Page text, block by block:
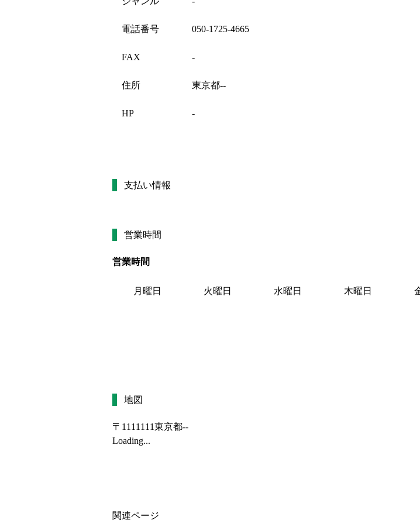
電話番号 050-1725-4665
FAX -
住所 東京都--
HP -
支払い情報
営業時間
営業時間
月曜日 火曜日 水曜日 木曜日
地図
〒1111111東京都--
Loading...
関連ページ